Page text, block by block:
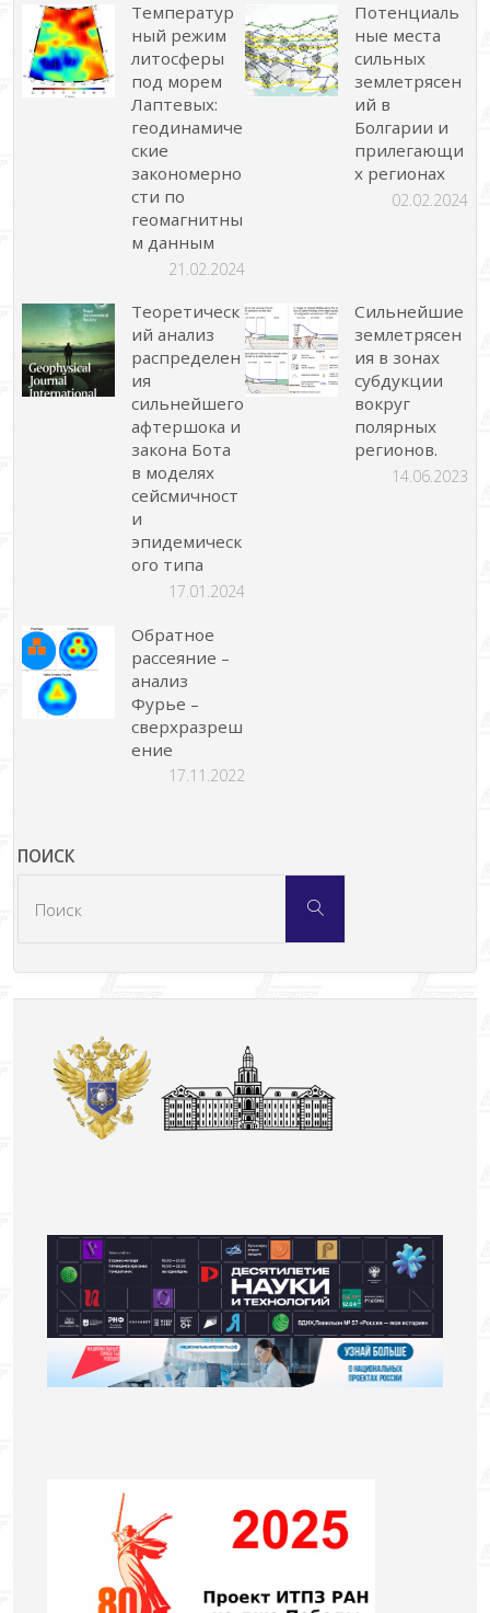
Температур
ный режим
литосферы
под морем
Лаптевых:
геодинамиче
ские
закономерно
сти по
геомагнитны
м данным
21.02.2024
Потенциаль
ные места
сильных
землетрясен
ий в
Болгарии и
прилегающи
х регионах
02.02.2024
Теоретическ
ий анализ
распределен
ия
сильнейшего
афтершока и
закона Бота
в моделях
сейсмичност
и
эпидемическ
ого типа
17.01.2024
Сильнейшие
землетрясен
ия в зонах
субдукции
вокруг
полярных
регионов.
14.06.2023
Обратное
рассеяние –
анализ
Фурье –
сверхразреш
ение
17.11.2022
ПОИСК
Поиск